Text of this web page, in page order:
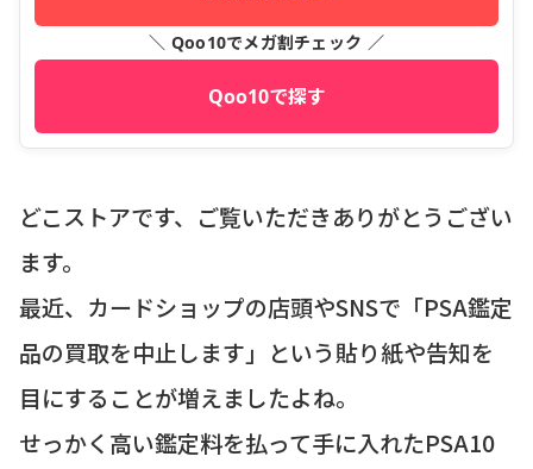
＼ Qoo10でメガ割チェック ／
Qoo10で探す
どこストアです、ご覧いただきありがとうござい
ます。
最近、カードショップの店頭やSNSで「PSA鑑定
品の買取を中止します」という貼り紙や告知を
目にすることが増えましたよね。
せっかく高い鑑定料を払って手に入れたPSA10